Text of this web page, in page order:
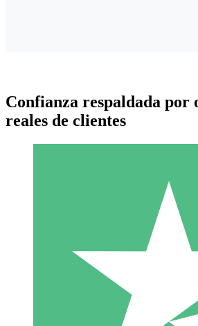
Paquetes de Créditos
Paga según el uso con créditos de
10 00
Confianza respaldada por
reales de clientes